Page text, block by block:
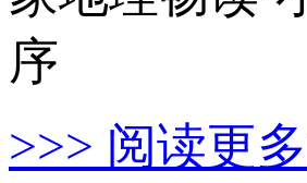
>>> 阅读更